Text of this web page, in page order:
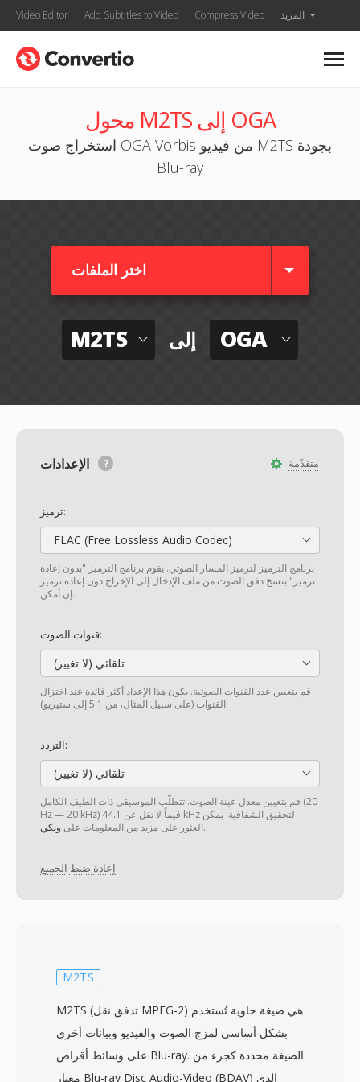
Video Editor Add Subtitles to Video Compress Video المزيد
محول M2TS إلى OGA
استخراج صوت OGA Vorbis من فيديو M2TS بجودة
Blu-ray
اختر الملفات
M2TS إلى OGA
متقدّمة
ترميز:
FLAC (Free Lossless Audio Codec)
برنامج الترميز لترميز المسار الصوتي. يقوم برنامج الترميز "بدون إعادة
ترميز" بنسخ دفق الصوت من ملف الإدخال إلى الإخراج دون إعادة ترميز
إن أمكن.
قنوات الصوت:
تلقائي (لا تغيير)
قم بتعيين عدد القنوات الصوتية. يكون هذا الإعداد أكثر فائدة عند اختزال
القنوات (على سبيل المثال، من 5.1 إلى ستيريو).
التردد:
تلقائي (لا تغيير)
قم بتعيين معدل عينة الصوت. تتطلّب الموسيقى ذات الطيف الكامل (20
Hz — 20 kHz) قيماً لا تقل عن 44.1 kHz لتحقيق الشفافية. يمكن
العثور على مزيد من المعلومات على ويكي .
إعادة ضبط الجميع
M2TS
M2TS (تدفق نقل MPEG-2) هي صيغة حاوية تُستخدم
بشكل أساسي لمزج الصوت والفيديو وبيانات أخرى
على وسائط أقراص Blu-ray. الصيغة محددة كجزء من
معيار Blu-ray Disc Audio-Video (BDAV) الذي